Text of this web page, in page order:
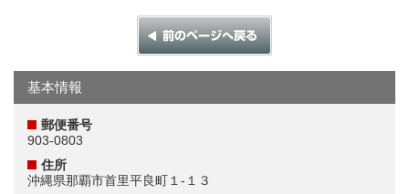
基本情報
郵便番号
903-0803
住所
沖縄県那覇市首里平良町１‐１３